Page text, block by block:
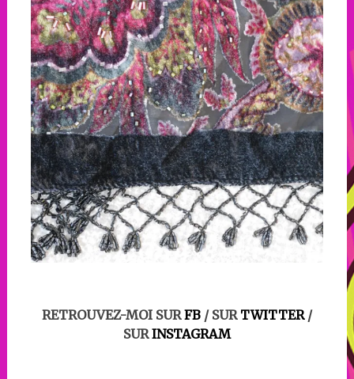
RETROUVEZ-MOI SUR FB / SUR TWITTER/
SURINSTAGRAM